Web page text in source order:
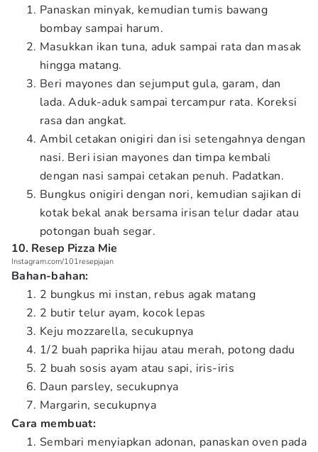
Panaskan minyak, kemudian tumis bawang
bombay sampai harum.
Masukkan ikan tuna, aduk sampai rata dan masak
hingga matang.
Beri mayones dan sejumput gula, garam, dan
lada. Aduk-aduk sampai tercampur rata. Koreksi
rasa dan angkat.
Ambil cetakan onigiri dan isi setengahnya dengan
nasi. Beri isian mayones dan timpa kembali
dengan nasi sampai cetakan penuh. Padatkan.
Bungkus onigiri dengan nori, kemudian sajikan di
kotak bekal anak bersama irisan telur dadar atau
potongan buah segar.
10. Resep Pizza Mie
Instagram.com/101resepjajan
Bahan-bahan:
2 bungkus mi instan, rebus agak matang
2 butir telur ayam, kocok lepas
Keju mozzarella, secukupnya
1/2 buah paprika hijau atau merah, potong dadu
2 buah sosis ayam atau sapi, iris-iris
Daun parsley, secukupnya
Margarin, secukupnya
Cara membuat:
Sembari menyiapkan adonan, panaskan oven pada